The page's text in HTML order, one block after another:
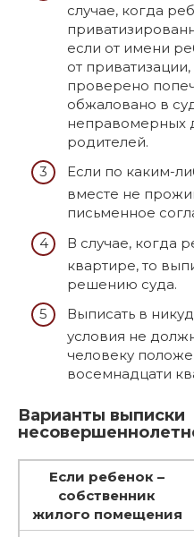
случае, когда
если от имени
от
проверено
обжаловано в
неправомерных
родителей.
Если по каким-
вместе не
письменное
В случае, когда
квартире, то
решению суда.
Выписать в
условия не
человеку
восемнадцати
Варианты выписки
Если ребенок –
собственник
жилого помещения